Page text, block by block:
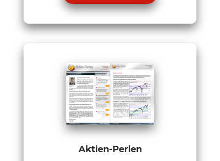
Aktien-Perlen